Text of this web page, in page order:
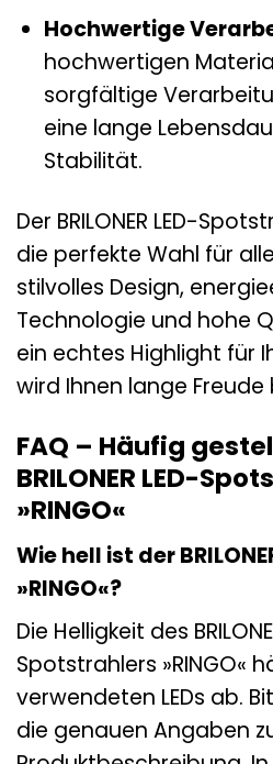
Hochwertige
hochwertigen
sorgfältige
eine lange
Stabilität.
Der BRILONER LED-
die perfekte Wahl für
stilvolles Design,
Technologie und hohe
ein echtes Highlight für
wird Ihnen lange Freude
FAQ – Häufig
BRILONER LED-
»RINGO«
Wie hell ist der
»RINGO«?
Die Helligkeit des
Spotstrahlers »RINGO«
verwendeten LEDs ab.
die genauen Angaben